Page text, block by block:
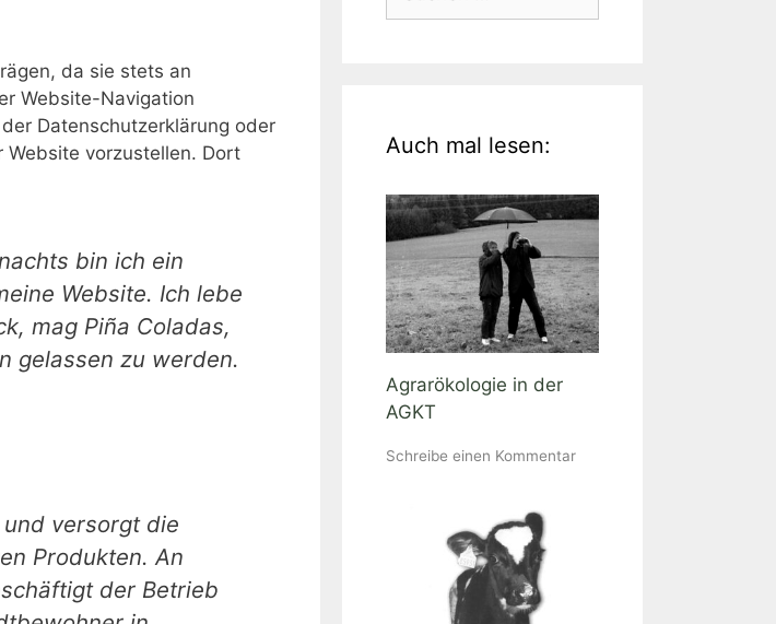
da sie stets an
Website-Navigation
Datenschutzerklärung oder
Website vorzustellen. Dort
bin ich ein
Website. Ich lebe
mag Piña Coladas,
gelassen zu werden.
versorgt die
Produkten. An
der Betrieb
nach:
Auch mal lesen:
Agrarökologie in der
AGKT
Schreibe einen Kommentar